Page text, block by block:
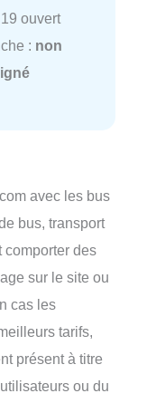
ouvert
: non
avec les bus
bus, transport
comporter des
sur le site ou
cas les
tarifs,
présent à titre
ou du